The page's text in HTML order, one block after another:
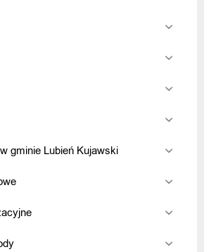
gminie Lubień Kujawski